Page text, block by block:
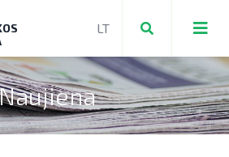
valdyti paraiškas bei mokėjimo